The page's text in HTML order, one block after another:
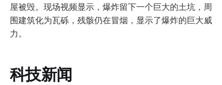
屋被毁。现场视频显示，爆炸留下一个巨大的土坑，周
围建筑化为瓦砾，残骸仍在冒烟，显示了爆炸的巨大威
力。
科技新闻